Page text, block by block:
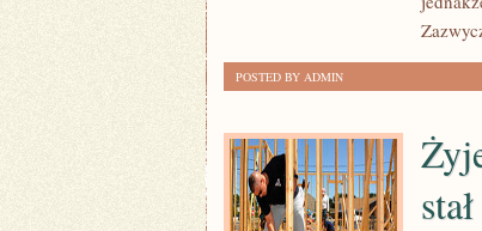
ZDOŁAŁO
POZWOLIĆ
SOBIE
ZAKUP
WŁASNEGO
POSTED BY ADMIN